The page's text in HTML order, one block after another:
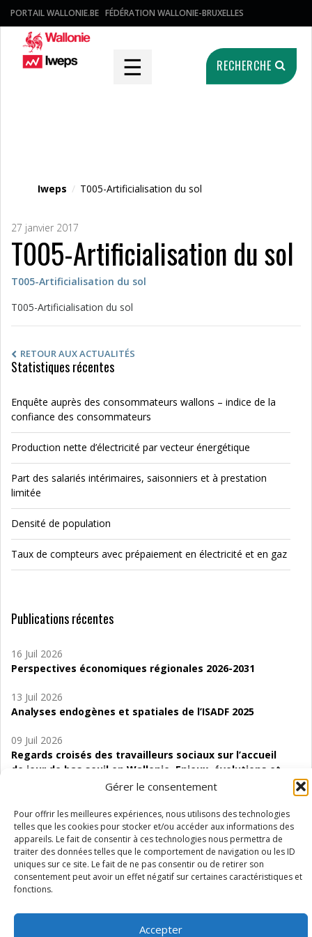
Gérer le consentement
Pour offrir les meilleures expériences, nous utilisons des technologies
telles que les cookies pour stocker et/ou accéder aux informations des
appareils. Le fait de consentir à ces technologies nous permettra de
traiter des données telles que le comportement de navigation ou les ID
uniques sur ce site. Le fait de ne pas consentir ou de retirer son
consentement peut avoir un effet négatif sur certaines caractéristiques et
fonctions.
Accepter
PORTAIL WALLONIE.BE FÉDÉRATION WALLONIE-BRUXELLES
☰ RECHERCHE
Iweps / T005-Artificialisation du sol
27 janvier 2017
T005-Artificialisation du sol
T005-Artificialisation du sol
T005-Artificialisation du sol
RETOUR AUX ACTUALITÉS
Statistiques récentes
Enquête auprès des consommateurs wallons – indice de la
confiance des consommateurs
Production nette d’électricité par vecteur énergétique
Part des salariés intérimaires, saisonniers et à prestation
limitée
Densité de population
Taux de compteurs avec prépaiement en électricité et en gaz
Publications récentes
16 Juil 2026
Perspectives économiques régionales 2026-2031
13 Juil 2026
Analyses endogènes et spatiales de l’ISADF 2025
09 Juil 2026
Regards croisés des travailleurs sociaux sur l’accueil
de jour de bas seuil en Wallonie. Enjeux, évolutions et
06 Juil 2026
Étude d’évaluabilité des Structures
d’accompagnement à l’autocréation d’emploi (SAACE)
01 Juil 2026
Pénurie du personnel infirmier :quels indicateurs
Wallonie ?